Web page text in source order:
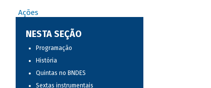
Ações
NESTA SEÇÃO
Programação
História
Quintas no BNDES
Sextas instrumentais